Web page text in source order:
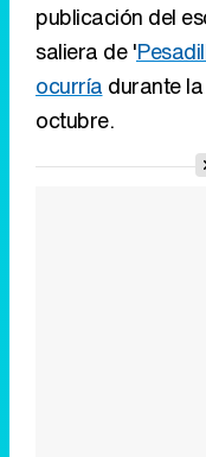
publicación del
saliera de '
ocurría durante
octubre.